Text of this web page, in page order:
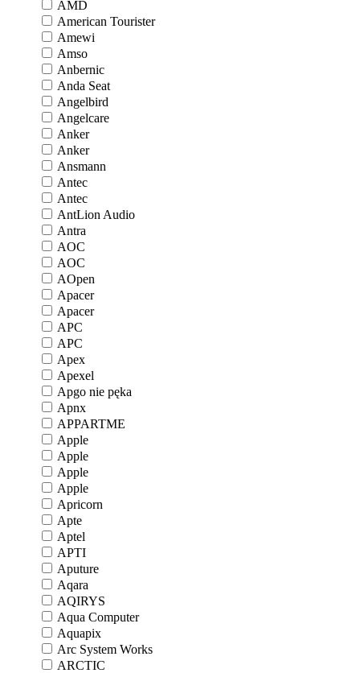
AMD
American Tourister
Amewi
Amso
Anbernic
Anda Seat
Angelbird
Angelcare
Anker
Anker
Ansmann
Antec
Antec
AntLion Audio
Antra
AOC
AOC
AOpen
Apacer
Apacer
APC
APC
Apex
Apexel
Apgo nie pęka
Apnx
APPARTME
Apple
Apple
Apple
Apple
Apricorn
Apte
Aptel
APTI
Aputure
Aqara
AQIRYS
Aqua Computer
Aquapix
Arc System Works
ARCTIC